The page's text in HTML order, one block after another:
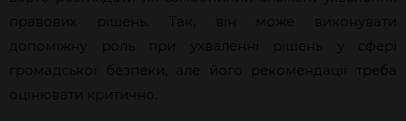
правових рішень. Так, він може виконувати
допоміжну роль при
ухваленні рішень
у сфері
громадської безпеки, але його рекомендації треба
оцінювати критично.